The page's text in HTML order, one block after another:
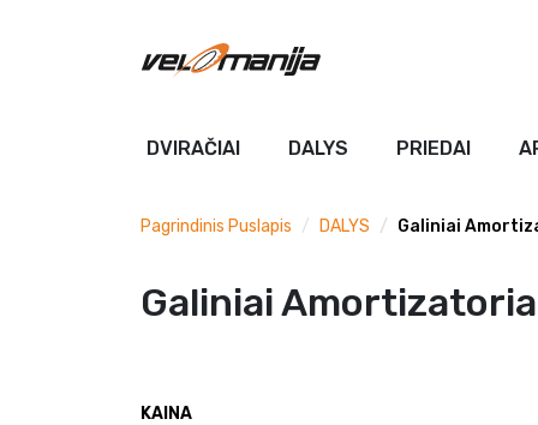
DVIRAČIAI DALYS PRIEDAI
Pagrindinis Puslapis DALYS Galiniai
Galiniai
KAINA